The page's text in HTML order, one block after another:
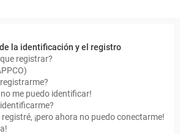
la identificación y el registro
registrar?
me puedo identificar!
¡pero ahora no puedo conectarme!